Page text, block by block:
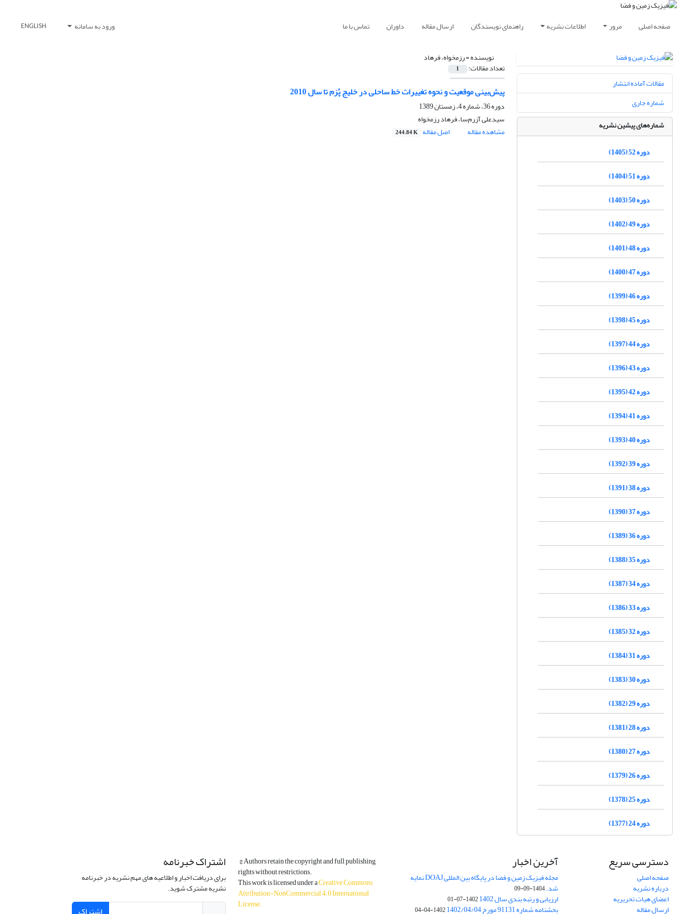
صفحه اصلی مرور اطلاعات نشریه راهنمای نویسندگان ارسال مقاله داوران تماس با ما ورود به سامانه ENGLISH
نویسنده =رزمخواه، فرهاد
تعداد مقالات: 1
پیش‌بینی موقعیت و نحوه تغییرات خط ساحلی در خلیج پُزم تا سال 2010
دوره 36، شماره 4، زمستان 1389
سیدعلی آزرم‌سا، فرهاد رزمخواه
مشاهده مقاله
اصل مقاله 244.84 K
مقالات آماده انتشار
شماره جاری
شماره‌های پیشین نشریه
دوره 52 (1405)
دوره 51 (1404)
دوره 50 (1403)
دوره 49 (1402)
دوره 48 (1401)
دوره 47 (1400)
دوره 46 (1399)
دوره 45 (1398)
دوره 44 (1397)
دوره 43 (1396)
دوره 42 (1395)
دوره 41 (1394)
دوره 40 (1393)
دوره 39 (1392)
دوره 38 (1391)
دوره 37 (1390)
دوره 36 (1389)
دوره 35 (1388)
دوره 34 (1387)
دوره 33 (1386)
دوره 32 (1385)
دوره 31 (1384)
دوره 30 (1383)
دوره 29 (1382)
دوره 28 (1381)
دوره 27 (1380)
دوره 26 (1379)
دوره 25 (1378)
دوره 24 (1377)
دسترسی سریع
صفحه اصلی
درباره نشریه
اعضای هیات تحریریه
ارسال مقاله
آخرین اخبار
مجله فیزیک زمین و فضا در پایگاه بین المللی DOAJ نمایه
شد.1404-09-09
ارزیابی و رتبه بندی سال 1402 1402-07-01
بخشنامه شماره 91131 مورخ 1402/04/04 1402-04-04
© Authors retain the copyright and full publishing
rights without restrictions.
This work is licensed under aCreative Commons
Attribution-NonCommercial 4.0 International
License.
اشتراک خبرنامه
برای دریافت اخبار و اطلاعیه های مهم نشریه در خبرنامه
نشریه مشترک شوید.